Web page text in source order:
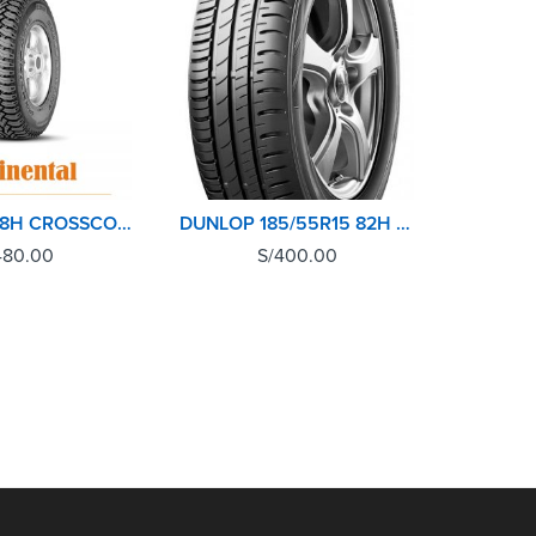
175/70R14 88H CROSSCONTACT AT CONTINENTAL
DUNLOP 185/55R15 82H SP TOURING R1
S/400.00